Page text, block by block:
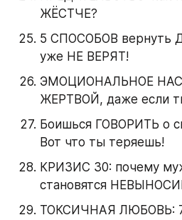
ЖЁСТЧЕ?
5 СПОСОБОВ вернуть
уже НЕ ВЕРЯТ!
ЭМОЦИОНАЛЬНОЕ
ЖЕРТВОЙ, даже если
Боишься ГОВОРИТЬ о
Вот что ты теряешь!
КРИЗИС 30: почему
становятся
ТОКСИЧНАЯ ЛЮБОВЬ: 7